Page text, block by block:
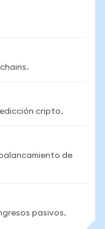
cripto.
de
pasivos.